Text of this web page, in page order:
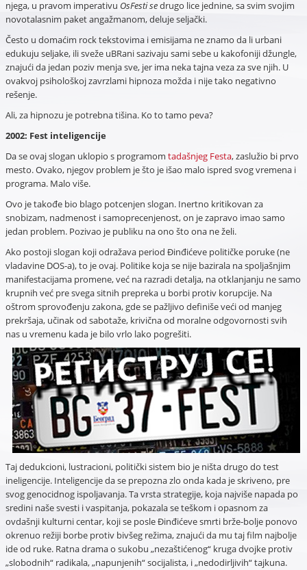
njega, u pravom imperativu OsFesti sedrugo lice jednine, sa svim svojim
novotalasnim paket angažmanom, deluje seljački.
Često u domaćim rock tekstovima i emisijama ne znamo da li urbani
edukuju seljake, ili sveže uBRani sazivaju sami sebe u kakofoniji džungle,
znajući da jedan poziv menja sve, jer ima neka tajna veza za sve njih. U
ovakvoj psihološkoj zavrzlami hipnoza možda i nije tako negativno
rešenje.
Ali, za hipnozu je potrebna tišina. Ko to tamo peva?
2002: Fest inteligencije
Da se ovaj slogan uklopio s programom tadašnjeg Festa, zaslužio bi prvo
mesto. Ovako, njegov problem je što je išao malo ispred svog vremena i
programa. Malo više.
Ovo je takođe bio blago potcenjen slogan. Inertno kritikovan za
snobizam, nadmenost i samoprecenjenost, on je zapravo imao samo
jedan problem. Pozivao je publiku na ono što ona ne želi.
Ako postoji slogan koji odražava period Đinđićeve političke poruke (ne
vladavine DOS-a), to je ovaj. Politike koja se nije bazirala na spoljašnjim
manifestacijama promene, već na razradi detalja, na otklanjanju ne samo
krupnih već pre svega sitnih prepreka u borbi protiv korupcije. Na
oštrom sprovođenju zakona, gde se pažljivo definiše veći od manjeg
prekršaja, učinak od sabotaže, krivična od moralne odgovornosti svih
nas u vremenu kada je bilo vrlo lako pogrešiti.
Taj dedukcioni, lustracioni, politički sistem bio je ništa drugo do test
ineligencije. Inteligencije da se prepozna zlo onda kada je skriveno, pre
svog genocidnog ispoljavanja. Ta vrsta strategije, koja najviše napada po
sredini naše svesti i vaspitanja, pokazala se teškom i opasnom za
ovdašnji kulturni centar, koji se posle Đinđićeve smrti brže-bolje ponovo
okrenuo režiji borbe protiv bivšeg režima, znajući da mu taj film najbolje
ide od ruke. Ratna drama o sukobu „nezaštićenog“ kruga dvojke protiv
„slobodnih“ radikala, „napunjenih“ socijalista, i „nedodirljivih“ tajkuna.